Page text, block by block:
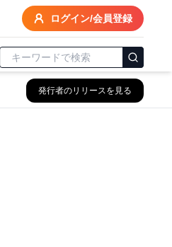
ログイン/会員登録
発行者のリリースを見る